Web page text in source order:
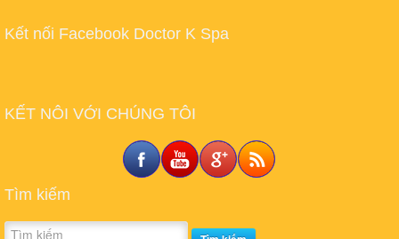
Kết nối Facebook Doctor K Spa
KẾT NÔI VỚI CHÚNG TÔI
Tìm kiếm